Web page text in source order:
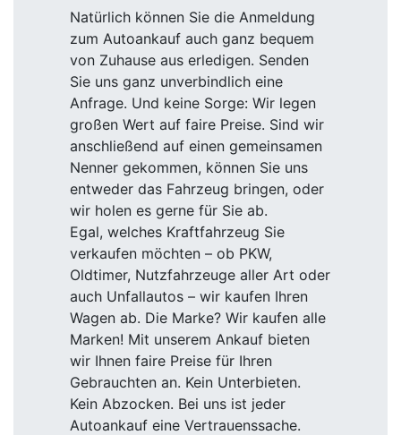
Natürlich können Sie die Anmeldung
zum Autoankauf auch ganz bequem
von Zuhause aus erledigen. Senden
Sie uns ganz unverbindlich eine
Anfrage. Und keine Sorge: Wir legen
großen Wert auf faire Preise. Sind wir
anschließend auf einen gemeinsamen
Nenner gekommen, können Sie uns
entweder das Fahrzeug bringen, oder
wir holen es gerne für Sie ab.
Egal, welches Kraftfahrzeug Sie
verkaufen möchten – ob PKW,
Oldtimer, Nutzfahrzeuge aller Art oder
auch Unfallautos – wir kaufen Ihren
Wagen ab. Die Marke? Wir kaufen alle
Marken! Mit unserem Ankauf bieten
wir Ihnen faire Preise für Ihren
Gebrauchten an. Kein Unterbieten.
Kein Abzocken. Bei uns ist jeder
Autoankauf eine Vertrauenssache.